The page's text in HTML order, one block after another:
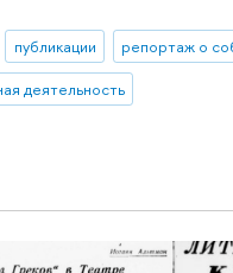
публикации
репортаж о
деятельность